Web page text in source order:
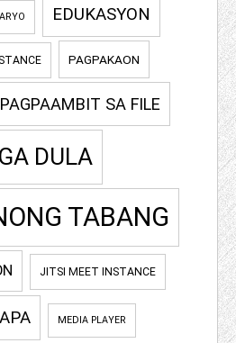
EDUKASYON
PAGPAKAON
PAGPAAMBIT SA FILE
DULA
TABANG
JITSI MEET INSTANCE
MEDIA PLAYER